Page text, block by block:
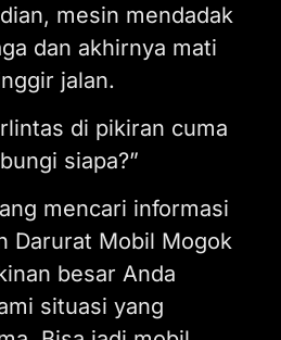
mesin mendadak
dan akhirnya mati
jalan.
di pikiran cuma
siapa?”
mencari informasi
Darurat Mobil Mogok
besar Anda
situasi yang